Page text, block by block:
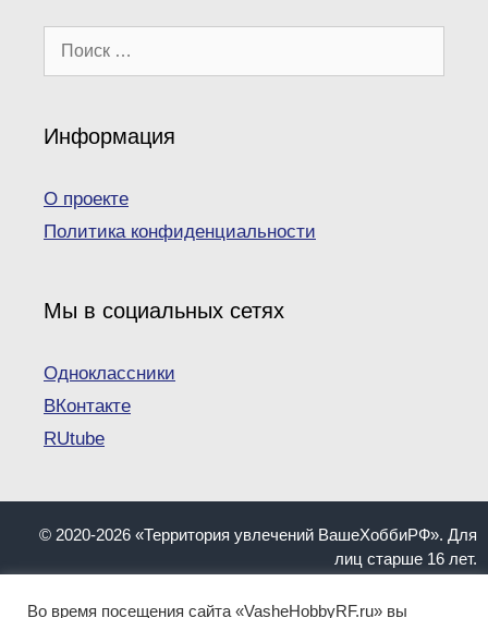
Поиск:
Информация
О проекте
Политика конфиденциальности
Мы в социальных сетях
Одноклассники
ВКонтакте
RUtube
© 2020-2026 «Территория увлечений ВашеХоббиРФ». Для
лиц старше 16 лет.
VasheHobbyRF.ru обязательна.
Во время посещения сайта «VasheHobbyRF.ru» вы